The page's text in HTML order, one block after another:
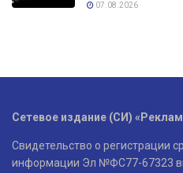
07.08.2026
Сетевое издание (СИ)
Свидетельство о регистрации
информации Эл №ФС77-67323